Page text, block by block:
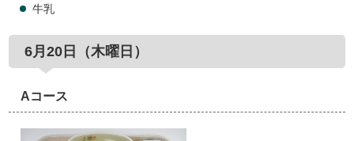
牛乳
6月20日（木曜日）
Aコース